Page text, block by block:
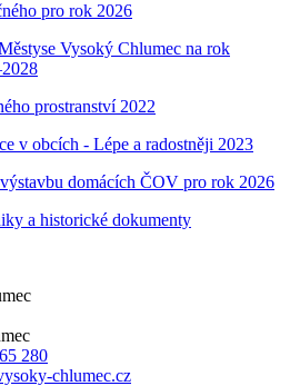
pro rok 2026
Vysoký Chlumec na rok
8
prostranství 2022
v obcích - Lépe a radostněji 2023
domácích ČOV pro rok 2026
a historické dokumenty
280
chlumec.cz